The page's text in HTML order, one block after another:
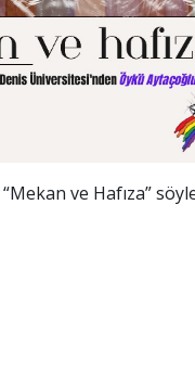
ve Hafıza”